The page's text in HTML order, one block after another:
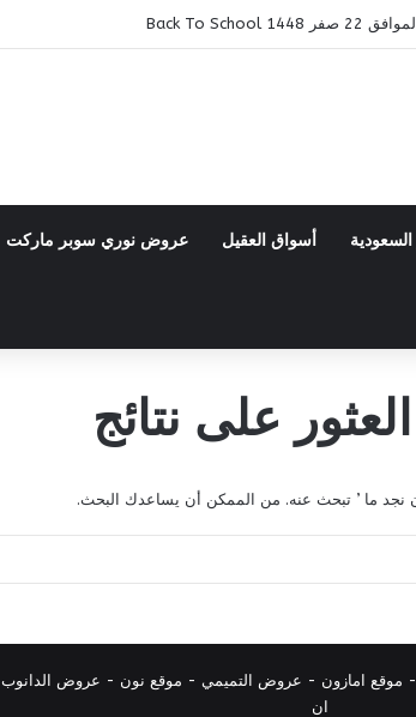
أسواق العقيل عروض نوري سوبر ماركت
على نتائج
أن نجد ما ’ تبحث عنه. من الممكن أن يساعدك البحث.
- موقع امازون - عروض التميمي - موقع نون - عروض الدانوب
ان